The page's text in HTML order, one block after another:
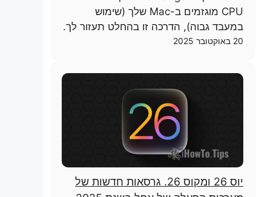
CPU מוגזמים ב-Mac שלך (שימוש
במעבד גבוה), הדרכה זו בהחלט תעזור לך.
20 באוקטובר 2025
יוס 26 ומקוס 26. גרסאות חדשות של